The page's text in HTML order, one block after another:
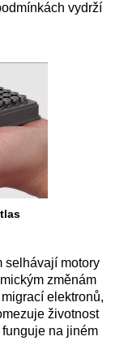
vydrží
selhávají motory
změnám
elektronů,
životnost
na jiném